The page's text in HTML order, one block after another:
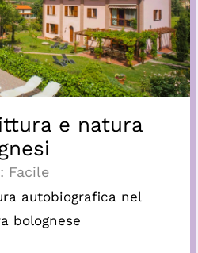
e natura
Facile
autobiografica nel
bolognese